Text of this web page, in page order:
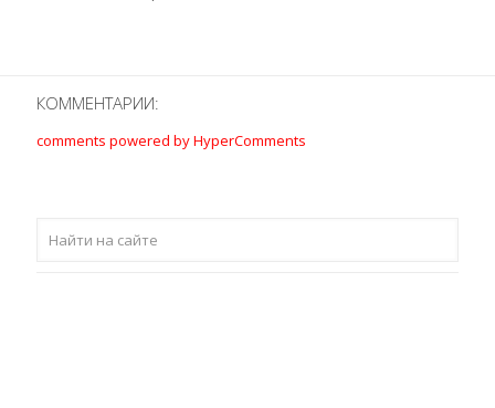
КОММЕНТАРИИ:
comments powered by HyperComments